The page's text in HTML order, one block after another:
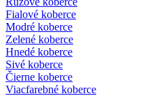
Fialové koberce
Modré koberce
Zelené koberce
Hnedé koberce
Sivé koberce
Čierne koberce
Viacfarebné koberce